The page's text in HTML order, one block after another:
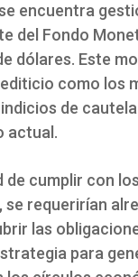
encuentra
del Fondo
dólares. Este
como los
de
actual.
de cumplir con
requerirían
las
para